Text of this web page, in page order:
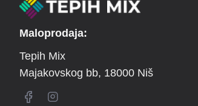
Maloprodaja:
Tepih Mix
Majakovskog bb, 18000 Niš